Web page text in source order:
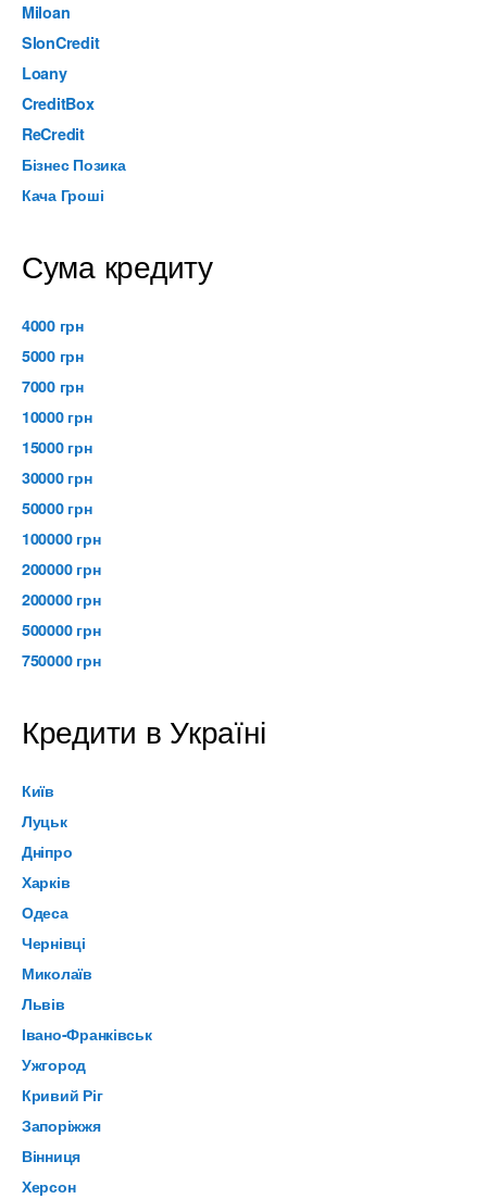
Miloan
SlonCredit
Loany
CreditBox
ReCredit
Бізнес Позика
Кача Гроші
Сума кредиту
4000 грн
5000 грн
7000 грн
10000 грн
15000 грн
30000 грн
50000 грн
100000 грн
200000 грн
200000 грн
500000 грн
750000 грн
Кредити в Україні
Київ
Луцьк
Дніпро
Харків
Одеса
Чернівці
Миколаїв
Львів
Івано-Франківськ
Ужгород
Кривий Ріг
Запоріжжя
Вінниця
Херсон